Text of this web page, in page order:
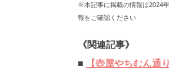
※本記事に掲載の情報は2024
報をご確認ください
《関連記事》
■
【壺屋やちむん通